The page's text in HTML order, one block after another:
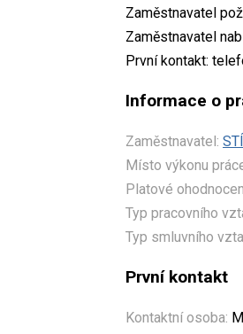
Zaměstnavatel
Zaměstnavatel
První kontakt:
Informace o
Zaměstnavatel:
Místo výkonu
Platové
Typ pracovního
Typ smluvního
První kontakt
Kontaktní osoba: